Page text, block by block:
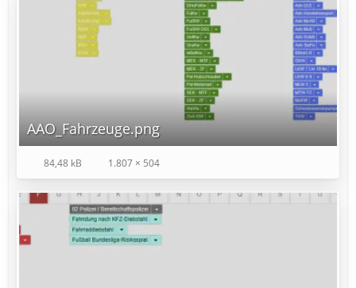
AAO_Fahrzeuge.png
84,48 kB 1.807 × 504